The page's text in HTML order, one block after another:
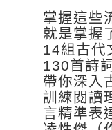
掌握這些
就是掌握
14組古
130首詩
帶你深入
訓練閱讀
言精準表